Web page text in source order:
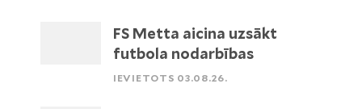
FS Metta aicina uzsākt
futbola nodarbības
IEVIETOTS 03.08.26.